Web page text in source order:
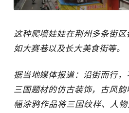
这种爬墙娃娃在荆州多条街
如大赛巷以及长大美食街等。
据当地媒体报道：沿街而行
三国题材的仿古装饰，古风
幅涂鸦作品将三国纹样、人